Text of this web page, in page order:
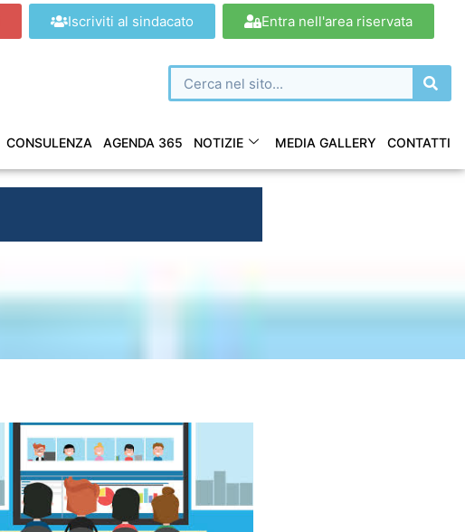
Iscriviti al sindacato Entra nell'area riservata
CONSULENZA AGENDA 365 NOTIZIE MEDIA GALLERY CONTATTI